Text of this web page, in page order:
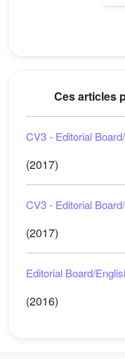
Ces articles
CV3 - Editorial
(2017)
CV3 - Editorial
(2017)
Editorial Board/
(2016)